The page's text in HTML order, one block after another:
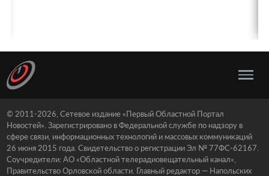
© 2011-2026, Сетевое издание «Первый Областной Портал
Новостей». Зарегистрировано в Федеральной службе по надзору в
сфере связи, информационных технологий и массовых коммуникаций
26 июня 2015 года. Свидетельство о регистрации Эл № 77ФС-62167.
Соучредители: АО «Областной телерадиовещательный канал»,
Правительство Орловской области. Главный редактор — Напольских